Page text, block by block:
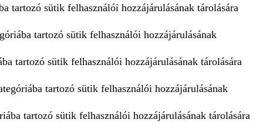
tartozó sütik felhasználói hozzájárulásának tárolására
tartozó sütik felhasználói hozzájárulásának
tartozó sütik felhasználói hozzájárulásának tárolására
tartozó sütik felhasználói hozzájárulásának
tartozó sütik felhasználói hozzájárulásának tárolására